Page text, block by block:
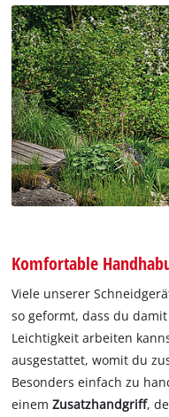
Komfortable
Viele unserer
so geformt, dass du damit
Leichtigkeit arbeiten
ausgestattet, womit du
Besonders einfach zu
einemZusatzhandgriff,